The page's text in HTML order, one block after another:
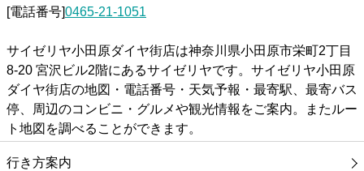
[電話番号]0465-21-1051
サイゼリヤ小田原ダイヤ街店は神奈川県小田原市栄町2丁目
8-20 宮沢ビル2階にあるサイゼリヤです。サイゼリヤ小田原
ダイヤ街店の地図・電話番号・天気予報・最寄駅、最寄バス
停、周辺のコンビニ・グルメや観光情報をご案内。またルー
ト地図を調べることができます。
行き方案内